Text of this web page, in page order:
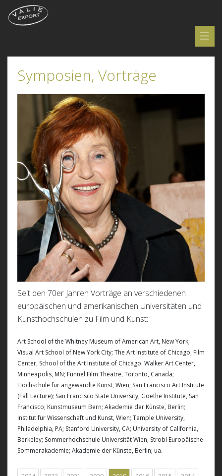
Symposien, Vorträge
Seit den 70er Jahren Vorträge an verschiedenen
europäischen und amerikanischen Universitäten und
Kunsthochschulen zu Film und Kunst:
Art School of the Whitney Museum of American Art, New York;
Visual Art School of New York City; The Art Institute of Chicago, Film
Center, School of the Art Institute of Chicago: Walker Art Center,
Minneapolis, MN; Funnel Film Theatre, Toronto, Canada;
Hochschule für angewandte Kunst, Wien; San Francisco Art Institute
(Fall Lecture); San Francisco State University; Goethe Institute, San
Francisco; Kunstmuseum Bern; Akademie der Künste, Berlin;
Institut für Wissenschaft und Kunst, Wien; Temple University,
Philadelphia, PA; Stanford University, CA; University of California,
Berkeley; Sommerhochschule Universität Wien, Strobl Europäische
Sommerakademie; Akademie der Künste, Berlin; ua.